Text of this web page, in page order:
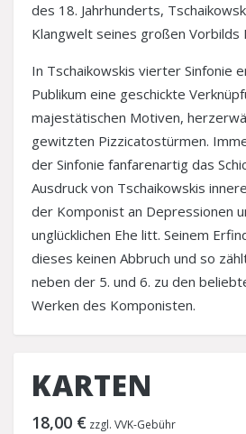
des 18. Jahrhunderts,
Klangwelt seines großen Vorbilds
In Tschaikowskis vierter Sinfonie
Publikum eine geschickte
majestätischen Motiven,
gewitzten Pizzicatostürmen.
der Sinfonie fanfarenartig das
Ausdruck von Tschaikowskis
der Komponist an Depressionen
unglücklichen Ehe litt. Seinem
dieses keinen Abbruch und so
neben der 5. und 6. zu den
Werken des Komponisten.
KARTEN
18,00 € zzgl. VVK-Gebühr